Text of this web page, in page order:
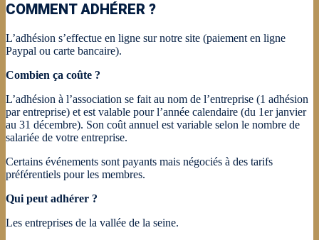
COMMENT ADHÉRER ?
L’adhésion s’effectue en ligne sur notre site (paiement en ligne
Paypal ou carte bancaire).
Combien ça coûte ?
L’adhésion à l’association se fait au nom de l’entreprise (1 adhésion
par entreprise) et est valable pour l’année calendaire (du 1er janvier
au 31 décembre). Son coût annuel est variable selon le nombre de
salariée de votre entreprise.
Certains événements sont payants mais négociés à des tarifs
préférentiels pour les membres.
Qui peut adhérer ?
Les entreprises de la vallée de la seine.